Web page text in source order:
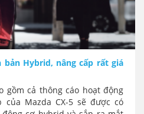
bản Hybrid, nâng cấp rất giá
gồm cả thông cáo hoạt động
Mazda CX-5 sẽ được có